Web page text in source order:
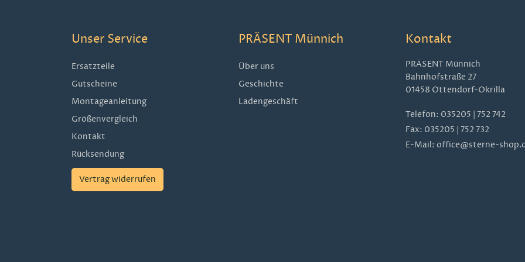
Unser Service
Ersatzteile
Gutscheine
Montageanleitung
Größenvergleich
Kontakt
Rücksendung
Vertrag widerrufen
PRÄSENT Münnich
Über uns
Geschichte
Ladengeschäft
Kontakt
PRÄSENT Münnich
Bahnhofstraße 27
01458 Ottendorf-Okrilla
Telefon: 035205 | 752 742
Fax: 035205 | 752 732
E-Mail: office@sterne-